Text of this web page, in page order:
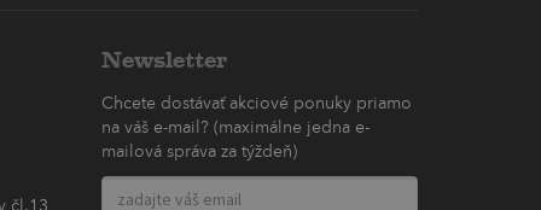
čl.13
Newsletter
Chcete dostávať akciové ponuky priamo
na váš e-mail? (maximálne jedna e-
mailová správa za týždeň)